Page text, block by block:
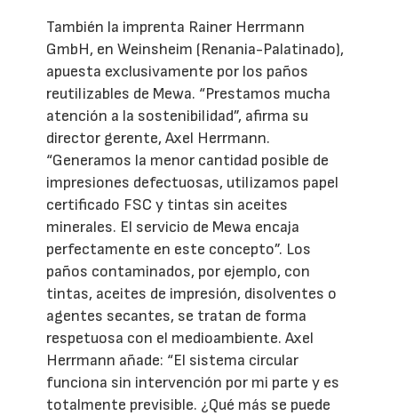
También la imprenta Rainer Herrmann
GmbH, en Weinsheim (Renania-Palatinado),
apuesta exclusivamente por los paños
reutilizables de Mewa. “Prestamos mucha
atención a la sostenibilidad”, afirma su
director gerente, Axel Herrmann.
“Generamos la menor cantidad posible de
impresiones defectuosas, utilizamos papel
certificado FSC y tintas sin aceites
minerales. El servicio de Mewa encaja
perfectamente en este concepto”. Los
paños contaminados, por ejemplo, con
tintas, aceites de impresión, disolventes o
agentes secantes, se tratan de forma
respetuosa con el medioambiente. Axel
Herrmann añade: “El sistema circular
funciona sin intervención por mi parte y es
totalmente previsible. ¿Qué más se puede